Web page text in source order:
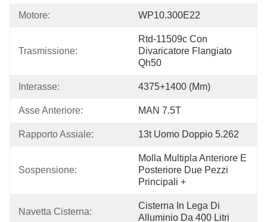
Motore: WP10.300E22
Trasmissione:
Rtd-11509c Con
Divaricatore Flangiato
Qh50
Interasse: 4375+1400 (mm)
Asse Anteriore: MAN 7.5T
Rapporto Assiale: 13t Uomo Doppio 5.262
Sospensione:
Molla Multipla Anteriore E
Posteriore Due Pezzi
Principali +
Navetta Cisterna:
Cisterna In Lega Di
Alluminio Da 400 Litri